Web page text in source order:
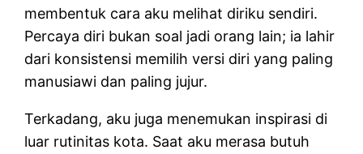
membentuk cara aku melihat diriku sendiri.
Percaya diri bukan soal jadi orang lain; ia lahir
dari konsistensi memilih versi diri yang paling
manusiawi dan paling jujur.
Terkadang, aku juga menemukan inspirasi di
luar rutinitas kota. Saat aku merasa butuh